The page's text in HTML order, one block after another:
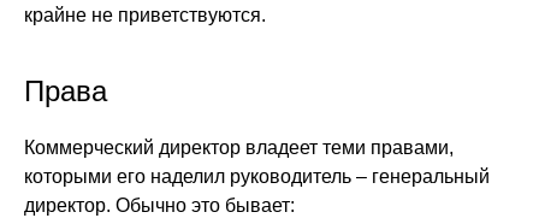
крайне не приветствуются.
Права
Коммерческий директор владеет теми правами,
которыми его наделил руководитель – генеральный
директор. Обычно это бывает: